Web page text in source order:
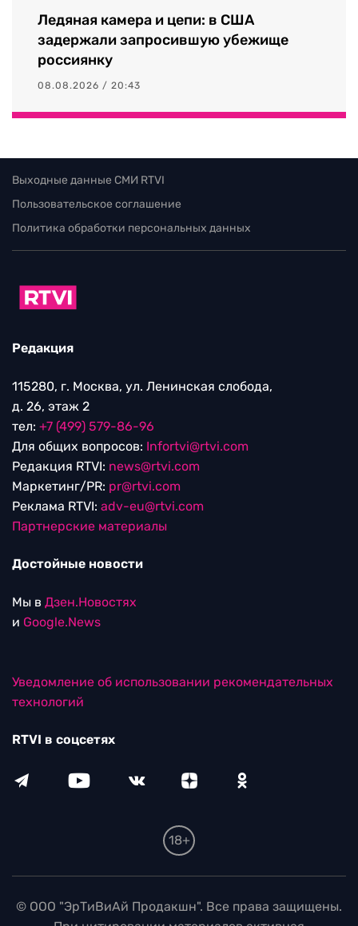
Ледяная камера и цепи: в США
задержали запросившую убежище
россиянку
08.08.2026 / 20:43
Выходные данные СМИ RTVI
Пользовательское соглашение
Политика обработки персональных данных
Редакция
115280, г. Москва, ул. Ленинская слобода,
д. 26, этаж 2
тел: +7 (499) 579-86-96
Для общих вопросов: Infortvi@rtvi.com
Редакция RTVI: news@rtvi.com
Маркетинг/PR: pr@rtvi.com
Реклама RTVI: adv-eu@rtvi.com
Партнерские материалы
Достойные новости
Мы в Дзен.Новостях
и Google.News
Уведомление об использовании рекомендательных
технологий
RTVI в соцсетях
18+
© ООО "ЭрТиВиАй Продакшн". Все права защищены.